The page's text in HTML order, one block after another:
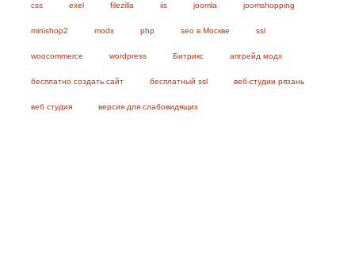
css exel filezilla iis joomla joomshopping
minishop2 modx php seo в Москве ssl
woocommerce wordpress Битрикс апгрейд модх
бесплатно создать сайт бесплатный ssl веб-студии рязань
веб студия версия для слабовидящих